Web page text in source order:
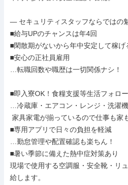
― セキュリティスタッフならではの
■給与UPのチャンスは年4回
■閑散期がないから年中安定して稼げ
■安心の正社員雇用
…転職回数や職歴は一切関係ナシ！
■即入寮OK！食糧支援等生活フォロ
…冷蔵庫・エアコン・レンジ・洗濯
■専用アプリで日々の負担を軽減
…勤怠管理や配置確認も楽ちん！
■暑い季節に備えた熱中症対策あり
現場で使用する空調服・安全靴・リ
給します。